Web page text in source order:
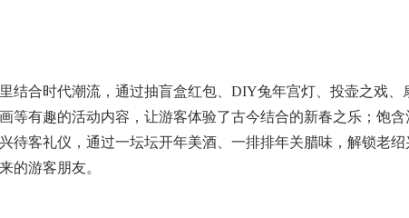
结合时代潮流，通过抽盲盒红包、DIY兔年宫灯、投壶之戏、
等有趣的活动内容，让游客体验了古今结合的新春之乐；饱含
待客礼仪，通过一坛坛开年美酒、一排排年关腊味，解锁老绍
的游客朋友。